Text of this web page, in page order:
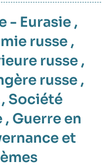
- Eurasie ,
russe ,
russe,
russe ,
, Société
, Guerre en
et